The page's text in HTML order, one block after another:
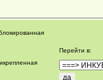
Перейти в: